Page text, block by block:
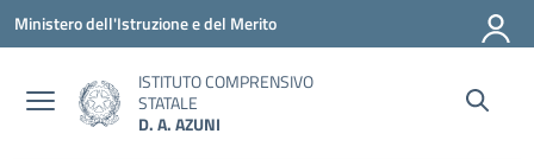
Vai ai contenuti
Vai al menu di navigazione
Vai al footer
Ministero dell'Istruzione e del Merito
ISTITUTO COMPRENSIVO
STATALE
D. A. AZUNI